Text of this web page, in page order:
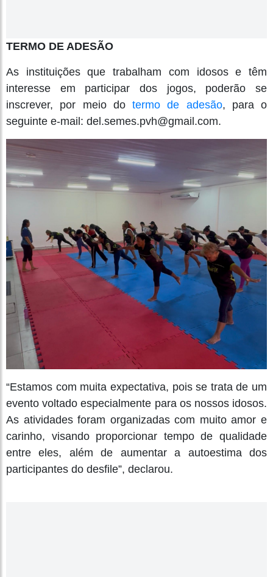
TERMO DE ADESÃO
As instituições que trabalham com idosos e têm
interesse em participar dos jogos, poderão se
inscrever, por meio do termo de adesão, para o
seguinte e-mail: del.semes.pvh@gmail.com.
“Estamos com muita expectativa, pois se trata de um
evento voltado especialmente para os nossos idosos.
As atividades foram organizadas com muito amor e
carinho, visando proporcionar tempo de qualidade
entre eles, além de aumentar a autoestima dos
participantes do desfile”, declarou.